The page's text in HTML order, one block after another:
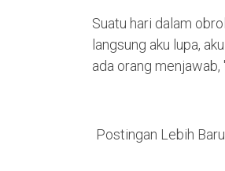
Suatu hari dalam
langsung aku lupa,
ada orang menjawab,
Postingan Lebih Baru